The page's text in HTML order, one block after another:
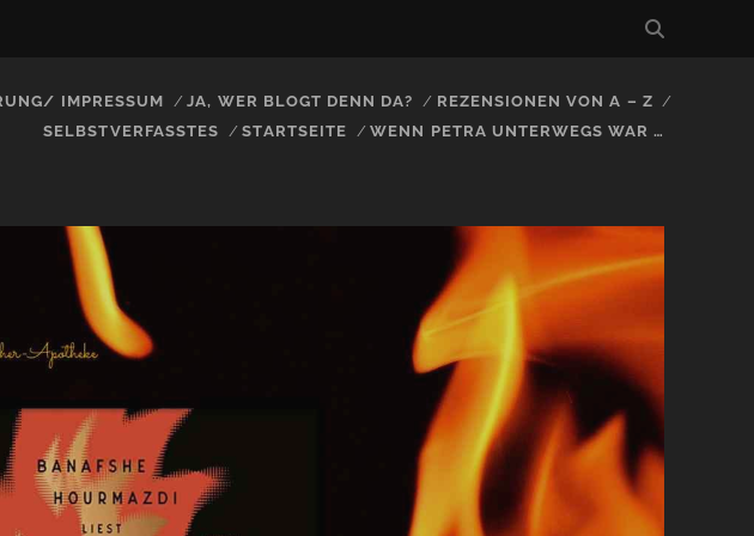
IMPRESSUM JA, WER BLOGT DENN DA?
REZENSIONEN VON A – Z
SELBSTVERFASSTES
STARTSEITE WENN PETRA UNTERWEGS WAR …